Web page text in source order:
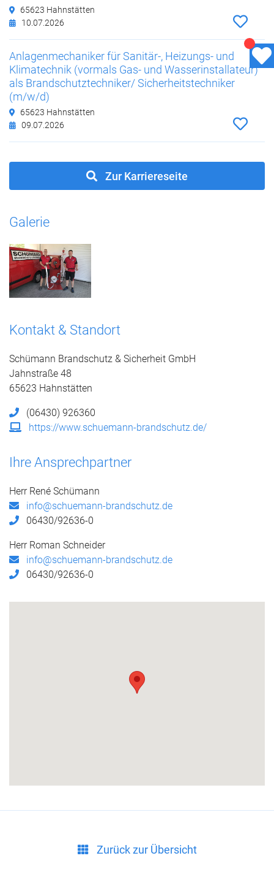
65623 Hahnstätten
10.07.2026
Anlagenmechaniker für Sanitär-, Heizungs- und
Klimatechnik (vormals Gas- und Wasserinstallateur)
als Brandschutztechniker/ Sicherheitstechniker
(m/w/d)
65623 Hahnstätten
09.07.2026
Zur Karriereseite
Galerie
Kontakt & Standort
Schümann Brandschutz & Sicherheit GmbH
Jahnstraße 48
65623 Hahnstätten
(06430) 926360
https://www.schuemann-brandschutz.de/
Ihre Ansprechpartner
Herr René Schümann
info@schuemann-brandschutz.de
06430/92636-0
Herr Roman Schneider
info@schuemann-brandschutz.de
06430/92636-0
Zurück zur Übersicht